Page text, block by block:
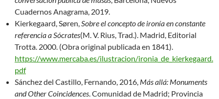
Cuadernos Anagrama, 2019.
Kierkegaard, Søren,Sobre el concepto de ironía en constante
referencia a Sócrates(M. V. Rius, Trad.). Madrid, Editorial
Trotta. 2000. (Obra original publicada en 1841).
https://www.mercaba.es/ilustracion/ironia_de_kierkegaard.
pdf
Sánchez del Castillo, Fernando, 2016, Más allá: Monuments
and Other Coincidences. Comunidad de Madrid; Provincia